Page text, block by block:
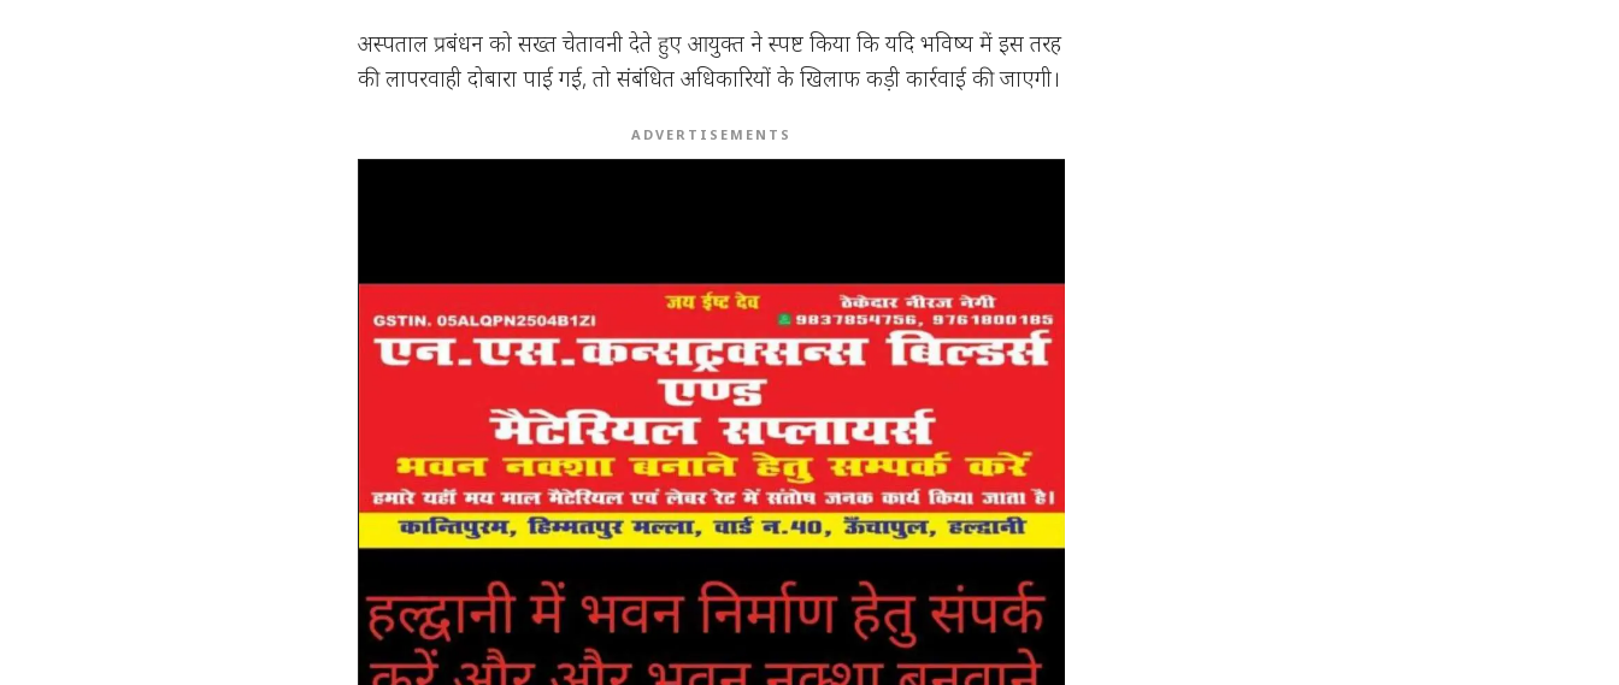
अस्पताल प्रबंधन को सख्त चेतावनी देते हुए आयुक्त ने स्पष्ट किया कि यदि भविष्य में इस तरह
की लापरवाही दोबारा पाई गई, तो संबंधित अधिकारियों के खिलाफ कड़ी कार्रवाई की जाएगी।
ADVERTISEMENTS